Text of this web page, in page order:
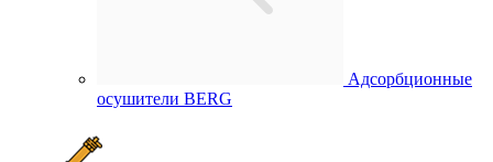
Адсорбционные
осушители BERG